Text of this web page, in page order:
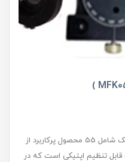
کیتMFK05 از سری کیت‏های اپتومکانیک شامل 55 محصول پرکاربرد از
قابل تنظیم اپتیکی است که در